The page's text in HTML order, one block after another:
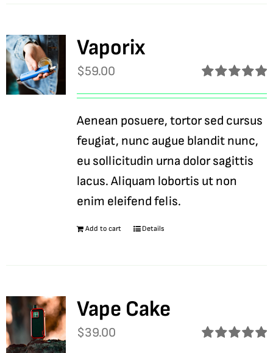
Vaporix
Rated5.00
$59.00
Aenean posuere, tortor sed cursus
feugiat, nunc augue blandit nunc,
eu sollicitudin urna dolor sagittis
lacus. Aliquam lobortis ut non
enim eleifend felis.
Add to cart Details
Vape Cake
$39.00